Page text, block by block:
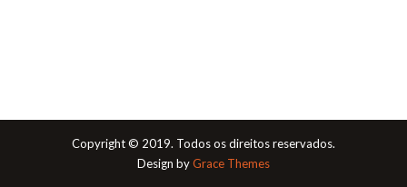
Copyright © 2019. Todos os direitos reservados.
Design byGrace Themes